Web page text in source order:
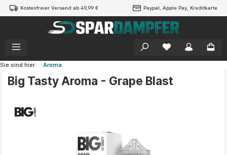
springen
Kostenfreier Versand ab 49,99 € Paypal, Apple Pay, Kreditkarte
Sie sind hier: Aroma
Big Tasty Aroma - Grape Blast